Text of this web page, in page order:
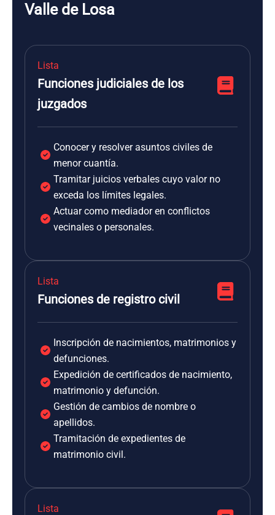
Valle de Losa
Lista
Funciones judiciales de los
juzgados
Conocer y resolver asuntos civiles de
menor cuantía.
Tramitar juicios verbales cuyo valor no
exceda los límites legales.
Actuar como mediador en conflictos
vecinales o personales.
Lista
Funciones de registro civil
Inscripción de nacimientos, matrimonios y
defunciones.
Expedición de certificados de nacimiento,
matrimonio y defunción.
Gestión de cambios de nombre o
apellidos.
Tramitación de expedientes de
matrimonio civil.
Lista